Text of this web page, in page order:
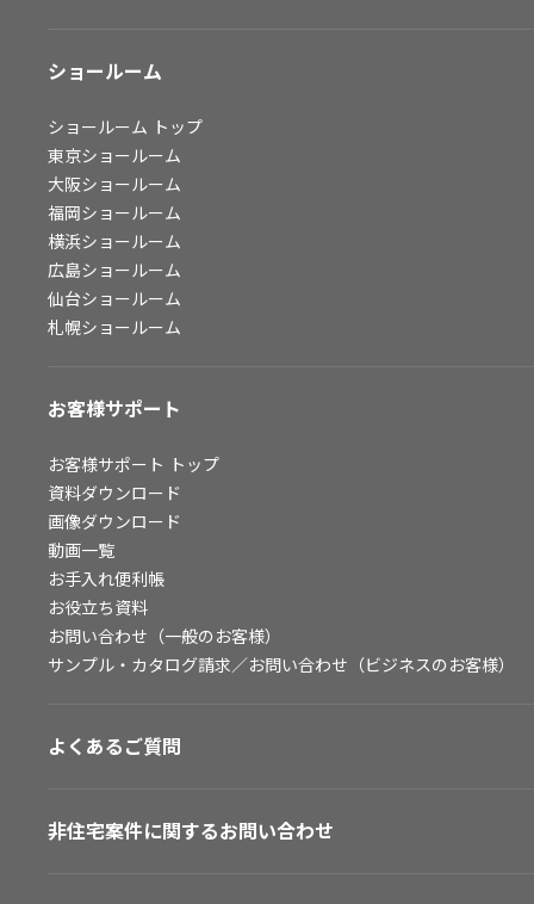
ショールーム
ショールーム トップ
東京ショールーム
大阪ショールーム
福岡ショールーム
横浜ショールーム
広島ショールーム
仙台ショールーム
札幌ショールーム
お客様サポート
お客様サポート トップ
資料ダウンロード
画像ダウンロード
動画一覧
お手入れ便利帳
お役立ち資料
お問い合わせ（一般のお客様）
サンプル・カタログ請求／お問い合わせ（ビジネスのお客様）
よくあるご質問
非住宅案件に関するお問い合わせ